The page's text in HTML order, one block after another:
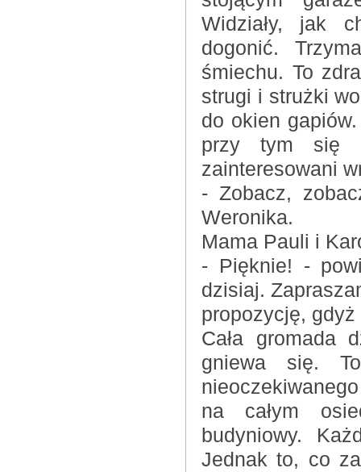
Widziały, jak
dogonić.
śmiechu. To
strugi i strużki
do okien
przy tym się
zainteresowani
- Zobacz,
Weronika.
Mama Pauli i
- Pięknie! -
dzisiaj.
propozycję, gdyż
Cała gromada
gniewa się.
na całym
budyniowy.
Jednak to, co